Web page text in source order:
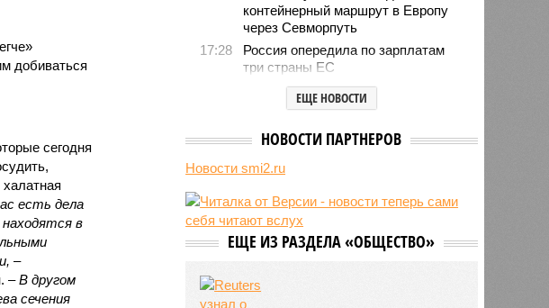
добиваться
сегодня
есть дела
в
–
. –В другом
сечения
контейнерный маршрут в Европу
через Севморпуть
17:28
Россия опередила по зарплатам
три страны ЕС
Александр Лукашенко призвал
белорусов скупать пустующие
14:49
Девушка объяснила убийство
трёхмесячного сына
увеличение пенсий детям,
потерявшим родителей
13:56
Финляндия захотела использовать
ЕЩЕ НОВОСТИ
НОВОСТИ ПАРТНЕРОВ
Новости smi2.ru
ЕЩЕ ИЗ РАЗДЕЛА «ОБЩЕСТВО»